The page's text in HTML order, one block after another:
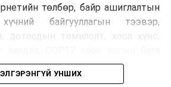
төлбөр, байр ашиглалтын
байгууллагын тээвэр,
газрын өр, орон нутгийн нөөц
хэвийн үргэлжлүүлэхээр
УНШИХ